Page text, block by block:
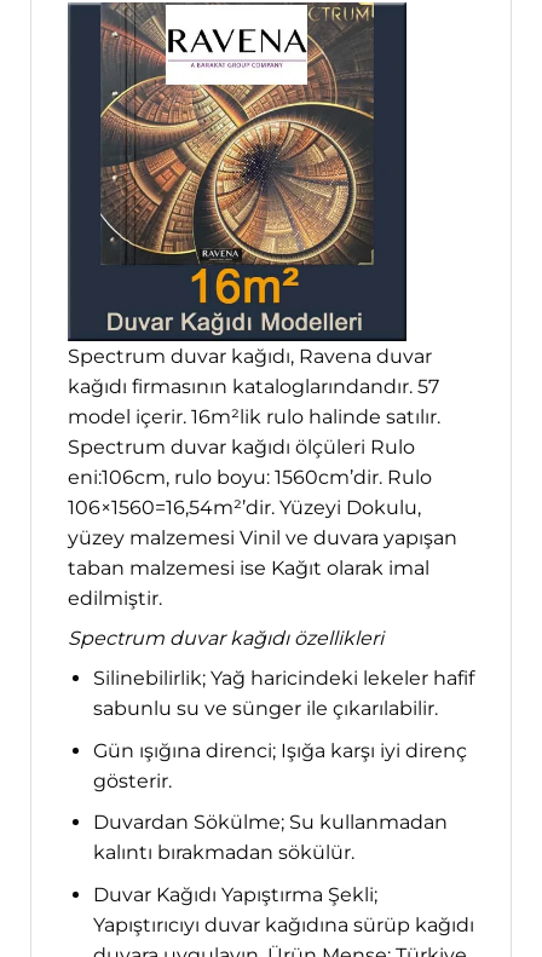
Spectrum duvar kağıdı, Ravena duvar
kağıdı firmasının kataloglarındandır. 57
model içerir. 16m²lik rulo halinde satılır.
Spectrum duvar kağıdı ölçüleri Rulo
eni:106cm, rulo boyu: 1560cm’dir. Rulo
106×1560=16,54m²’dir. Yüzeyi Dokulu,
yüzey malzemesi Vinil ve duvara yapışan
taban malzemesi ise Kağıt olarak imal
edilmiştir.
Spectrum duvar kağıdı özellikleri
Silinebilirlik; Yağ haricindeki lekeler hafif
sabunlu su ve sünger ile çıkarılabilir.
Gün ışığına direnci; Işığa karşı iyi direnç
gösterir.
Duvardan Sökülme; Su kullanmadan
kalıntı bırakmadan sökülür.
Duvar Kağıdı Yapıştırma Şekli;
Yapıştırıcıyı duvar kağıdına sürüp kağıdı